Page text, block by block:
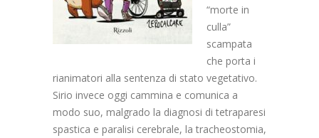
“morte in
culla”
scampata
che porta i
rianimatori alla sentenza di stato vegetativo.
Sirio invece oggi cammina e comunica a
modo suo, malgrado la diagnosi di tetraparesi
spastica e paralisi cerebrale, la tracheostomia,